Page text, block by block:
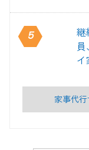
5
継
員
イ
家事代